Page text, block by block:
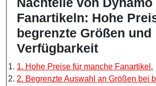
Fanartikeln: Hohe
begrenzte Größen und
Verfügbarkeit
1. Hohe Preise für manche Fanartikel.
2. Begrenzte Auswahl an Größen bei